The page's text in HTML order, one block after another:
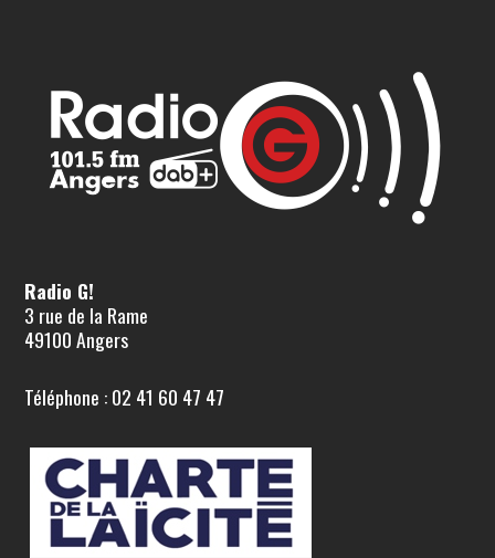
Radio G!
3 rue de la Rame
49100 Angers
Téléphone : 02 41 60 47 47